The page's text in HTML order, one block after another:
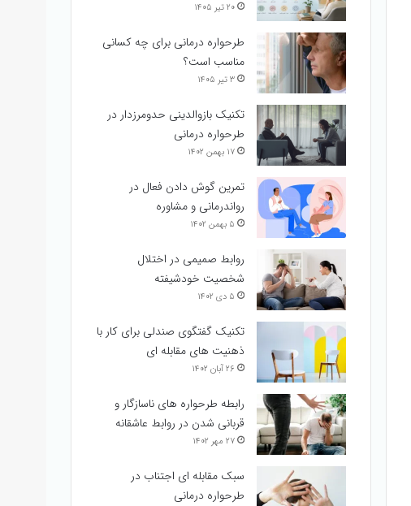
۲۰ تیر ۱۴۰۵
طرحواره درمانی برای چه کسانی
مناسب است؟
۳ تیر ۱۴۰۵
تکنیک بازوالدینی حدومرزدار در
طرحواره درمانی
۱۷ بهمن ۱۴۰۲
تمرین گوش دادن فعال در
رواندرمانی و مشاوره
۵ بهمن ۱۴۰۲
روابط صمیمی در اختلال
شخصیت خودشیفته
۵ دی ۱۴۰۲
تکنیک گفتگوی صندلی برای کار با
ذهنیت های مقابله ای
۲۶ آبان ۱۴۰۲
رابطه طرحواره های ناسازگار و
قربانی شدن در روابط عاشقانه
۲۷ مهر ۱۴۰۲
سبک مقابله ای اجتناب در
طرحواره درمانی